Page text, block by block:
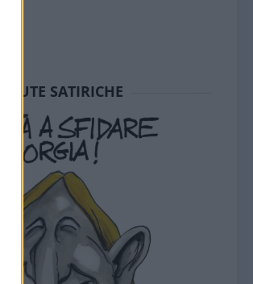
SEDUTE SATIRICHE